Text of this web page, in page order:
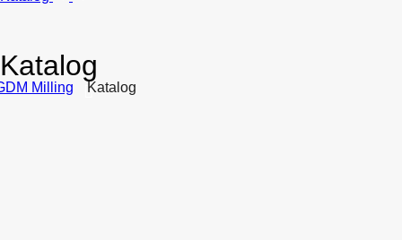
Katalog
Milling Katalog